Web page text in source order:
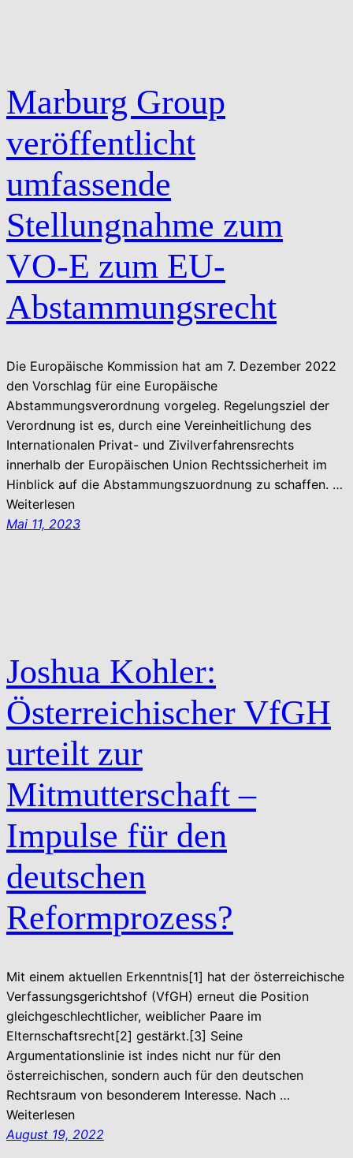
Marburg Group
veröffentlicht
umfassende
Stellungnahme zum
VO-E zum EU-
Abstammungsrecht
Die Europäische Kommission hat am 7. Dezember 2022
den Vorschlag für eine Europäische
Abstammungsverordnung vorgeleg. Regelungsziel der
Verordnung ist es, durch eine Vereinheitlichung des
Internationalen Privat- und Zivilverfahrensrechts
innerhalb der Europäischen Union Rechtssicherheit im
Hinblick auf die Abstammungszuordnung zu schaffen. …
Weiterlesen
Mai 11, 2023
Joshua Kohler:
Österreichischer VfGH
urteilt zur
Mitmutterschaft –
Impulse für den
deutschen
Reformprozess?
Mit einem aktuellen Erkenntnis[1] hat der österreichische
Verfassungsgerichtshof (VfGH) erneut die Position
gleichgeschlechtlicher, weiblicher Paare im
Elternschaftsrecht[2] gestärkt.[3] Seine
Argumentationslinie ist indes nicht nur für den
österreichischen, sondern auch für den deutschen
Rechtsraum von besonderem Interesse. Nach …
Weiterlesen
August 19, 2022